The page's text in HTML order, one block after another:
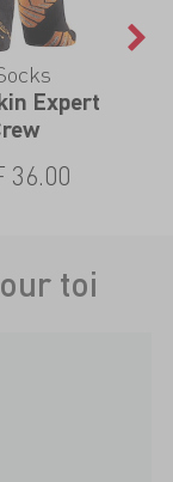
Expert
36.00
toi